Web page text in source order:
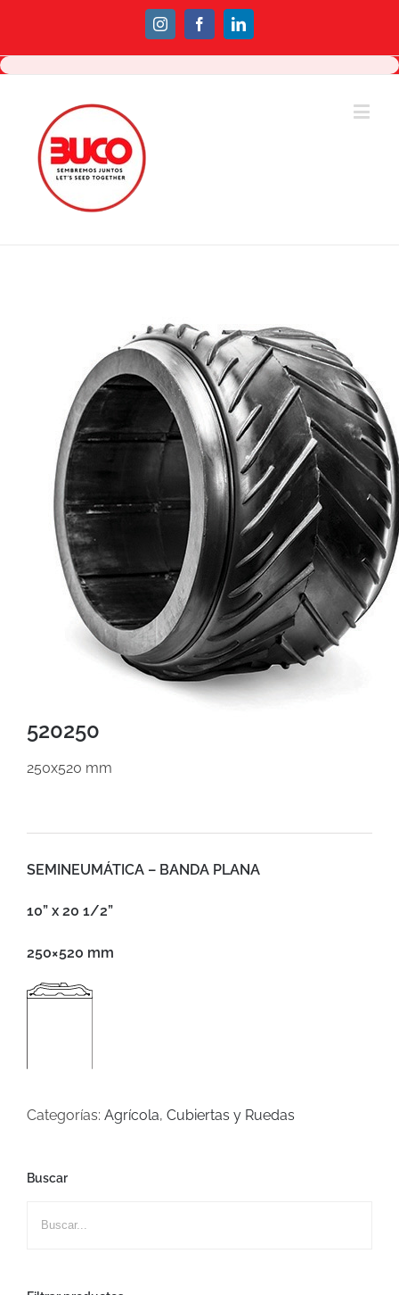
InstagramFacebookLinkedin
520250
250x520 mm
SEMINEUMÁTICA – BANDA PLANA
10” x 20 1/2”
250×520 mm
Categorías: Agrícola, Cubiertas y Ruedas
Buscar